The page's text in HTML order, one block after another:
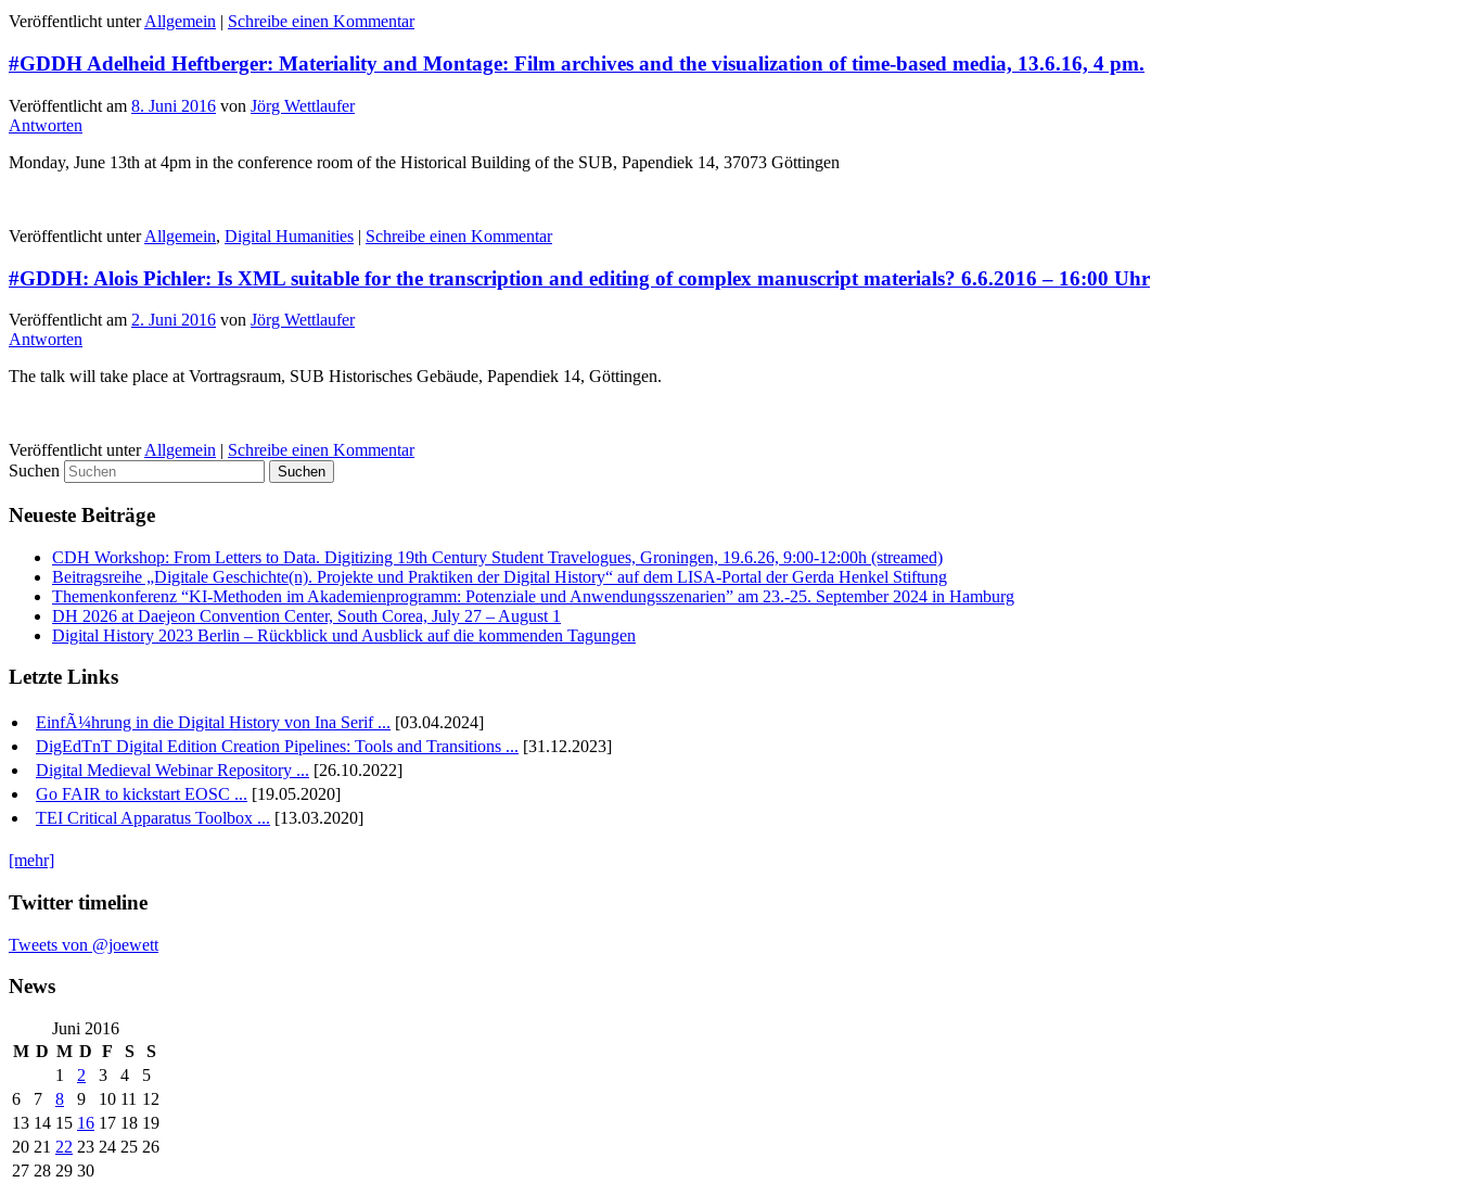
Veröffentlicht unterAllgemein | Schreibe einen Kommentar
#GDDH Adelheid Heftberger: Materiality and Montage: Film archives and the visualization of time-based media, 13.6.16, 4 pm.
Veröffentlicht am 8. Juni 2016 von Jörg Wettlaufer
Antworten
Monday, June 13th at 4pm in the conference room of the Historical Building of the SUB, Papendiek 14, 37073 Göttingen
Veröffentlicht unter Allgemein, Digital Humanities | Schreibe einen Kommentar
#GDDH: Alois Pichler: Is XML suitable for the transcription and editing of complex manuscript materials? 6.6.2016 – 16:00 Uhr
Veröffentlicht am 2. Juni 2016 von Jörg Wettlaufer
Antworten
The talk will take place at Vortragsraum, SUB Historisches Gebäude, Papendiek 14, Göttingen.
Veröffentlicht unter Allgemein | Schreibe einen Kommentar
Suchen
Neueste Beiträge
CDH Workshop: From Letters to Data. Digitizing 19th Century Student Travelogues, Groningen, 19.6.26, 9:00-12:00h (streamed)
Beitragsreihe „Digitale Geschichte(n). Projekte und Praktiken der Digital History“ auf dem LISA-Portal der Gerda Henkel Stiftung
Themenkonferenz “KI-Methoden im Akademienprogramm: Potenziale und Anwendungsszenarien” am 23.-25. September 2024 in Hamburg
DH 2026 at Daejeon Convention Center, South Corea, July 27 – August 1
Digital History 2023 Berlin – Rückblick und Ausblick auf die kommenden Tagungen
Letzte Links
EinfÃ¼hrung in die Digital History von Ina Serif ... [03.04.2024]
DigEdTnT Digital Edition Creation Pipelines: Tools and Transitions ... [31.12.2023]
Digital Medieval Webinar Repository ... [26.10.2022]
Go FAIR to kickstart EOSC ... [19.05.2020]
TEI Critical Apparatus Toolbox ... [13.03.2020]
[mehr]
Twitter timeline
Tweets von @joewett
News
Juni 2016
M D M D F S
S
1
2 3 4
5
6
7 8 9 10 11 12
13 14 15 16 17 18 19
20 21 22 23 24 25 26
27 28 29 30